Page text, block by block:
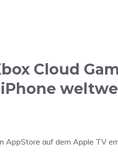
Cloud
AppStore auf dem Apple TV